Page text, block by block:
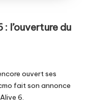
l’ouverture du
ouvert ses
fait son annonce
6.